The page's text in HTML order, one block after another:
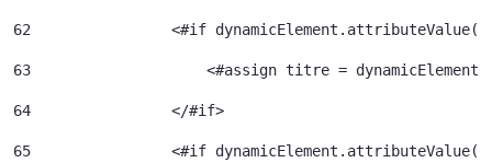
62
<#if
63
<#assign titre =
64
                </#if>
65
<#if